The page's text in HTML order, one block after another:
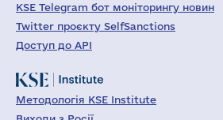
KSE Telegram бот моніторингу новин
Twitter проєкту SelfSanctions
Доступ до API
Методологія KSE Institute